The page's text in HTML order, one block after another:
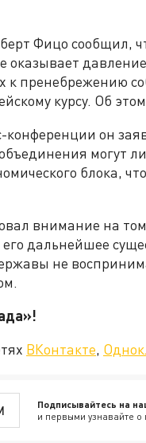
Фицо сообщил,
оказывает
к пренебрежению
курсу. Об
конференции он
могут
блока,
внимание на
дальнейшее
не
ВКонтакте,
Подписывайтесь на
и первыми узнавайте